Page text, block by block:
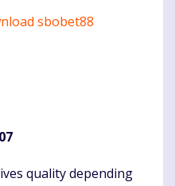
sbobet88
quality depending